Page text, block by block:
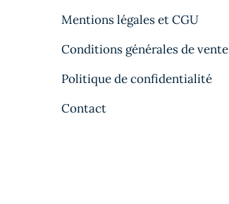
Mentions légales et CGU
Conditions générales de vente
Politique de confidentialité
Contact